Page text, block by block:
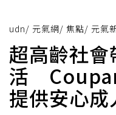
udn/ 元氣網/ 焦點/ 元氣
超高齡社
活
提供安心